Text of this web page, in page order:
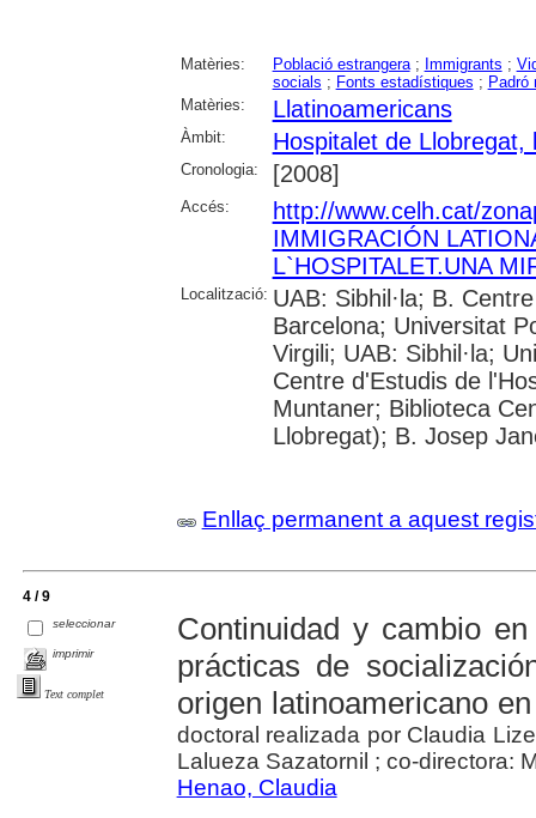
Matèries: Població estrangera; Immigrants ;
socials ; Fonts estadístiques ; Padró
Matèries:
Llatinoamericans
Àmbit: Hospitalet de Llobregat,
Cronologia: [2008]
Accés:
http://www.celh.cat/
IMMIGRACIÓN
L`HOSPITALET.UNA
Localització: UAB: Sibhil·la; B.
Barcelona; Universitat
Virgili; UAB: Sibhil·la;
Centre d'Estudis de
Muntaner; Biblioteca
Llobregat); B. Josep
Enllaç permanent a aquest
4 / 9
seleccionar
imprimir
Text complet
Continuidad y cambio
prácticas de
origen latinoamericano
doctoral realizada por Claudia
Lalueza Sazatornil ; co-directora:
Henao, Claudia